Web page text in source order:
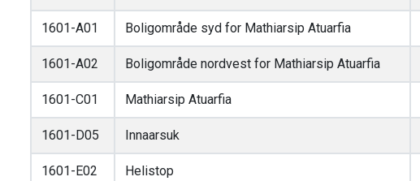
1601-A01 Boligområde syd for Mathiarsip Atuarfia
1601-A02 Boligområde nordvest for Mathiarsip Atuarfia
1601-C01 Mathiarsip Atuarfia
1601-D05 Innaarsuk
1601-E02 Helistop